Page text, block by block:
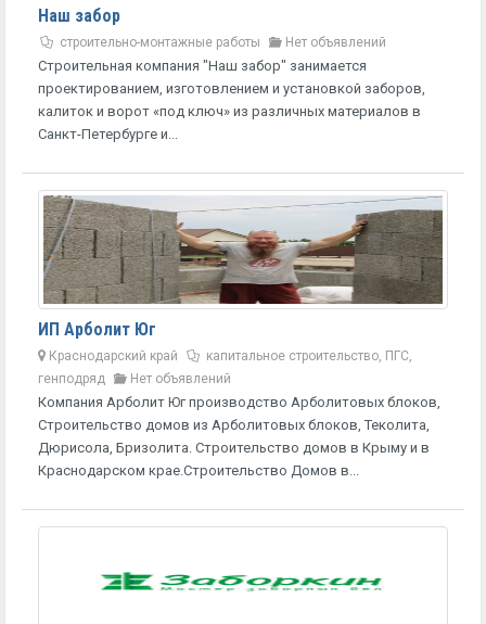
Наш забор
строительно-монтажные работы Нет объявлений
Строительная компания "Наш забор" занимается
проектированием, изготовлением и установкой заборов,
калиток и ворот «под ключ» из различных материалов в
Санкт-Петербурге и...
ИП Арболит Юг
Краснодарский край
капитальное строительство, ПГС,
генподряд
Нет объявлений
Компания Арболит Юг производство Арболитовых блоков,
Строительство домов из Арболитовых блоков, Теколита,
Дюрисола, Бризолита. Строительство домов в Крыму и в
Краснодарском крае.Строительство Домов в...